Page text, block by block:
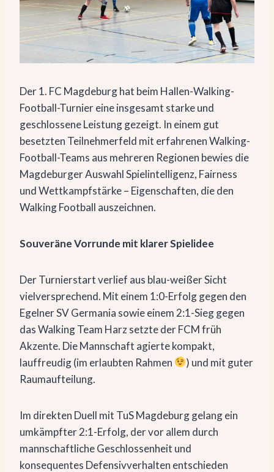
Der 1. FC Magdeburg hat beim Hallen-Walking-
Football-Turnier eine insgesamt starke und
geschlossene Leistung gezeigt. In einem gut
besetzten Teilnehmerfeld mit erfahrenen Walking-
Football-Teams aus mehreren Regionen bewies die
Magdeburger Auswahl Spielintelligenz, Fairness
und Wettkampfstärke – Eigenschaften, die den
Walking Football auszeichnen.
Souveräne Vorrunde mit klarer Spielidee
Der Turnierstart verlief aus blau-weißer Sicht
vielversprechend. Mit einem 1:0-Erfolg gegen den
Egelner SV Germania sowie einem 2:1-Sieg gegen
das Walking Team Harz setzte der FCM früh
Akzente. Die Mannschaft agierte kompakt,
lauffreudig (im erlaubten Rahmen
) und mit guter
Raumaufteilung.
Im direkten Duell mit TuS Magdeburg gelang ein
umkämpfter 2:1-Erfolg, der vor allem durch
mannschaftliche Geschlossenheit und
konsequentes Defensivverhalten entschieden